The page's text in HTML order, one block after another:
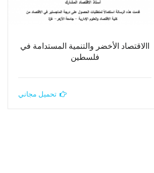
االاقتصاد الأخضر والتنمية المستدامة في
فلسطين
تحميل مجاني